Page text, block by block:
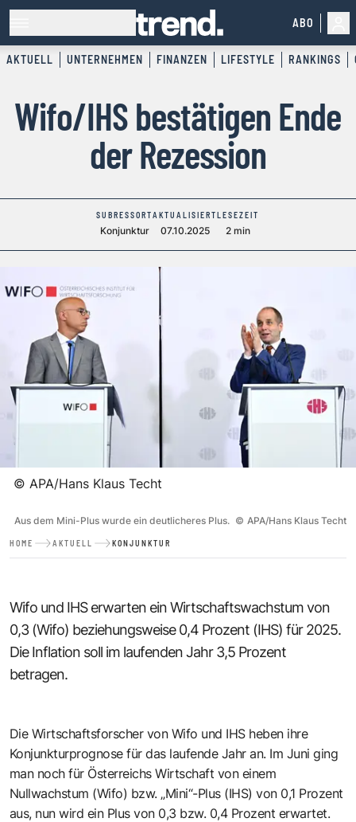
ABO
AKTUELL UNTERNEHMEN FINANZEN LIFESTYLE RANKINGS
Wifo/IHS bestätigen Ende
der Rezession
SUBRESSORT
Konjunktur
AKTUALISIERT
07.10.2025
LESEZEIT
2 min
© APA/Hans Klaus Techt
Aus dem Mini-Plus wurde ein deutlicheres Plus. © APA/Hans Klaus Techt
HOME AKTUELL KONJUNKTUR
Wifo und IHS erwarten ein Wirtschaftswachstum von
0,3 (Wifo) beziehungsweise 0,4 Prozent (IHS) für 2025.
Die Inflation soll im laufenden Jahr 3,5 Prozent
betragen.
Die Wirtschaftsforscher von Wifo und IHS heben ihre
Konjunkturprognose für das laufende Jahr an. Im Juni ging
man noch für Österreichs Wirtschaft von einem
Nullwachstum (Wifo) bzw. „Mini“-Plus (IHS) von 0,1 Prozent
aus, nun wird ein Plus von 0,3 bzw. 0,4 Prozent erwartet.